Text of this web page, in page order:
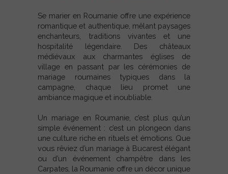
Se marier en Roumanie offre une expérience
romantique et authentique, mêlant paysages
enchanteurs, traditions vivantes et une
hospitalité légendaire. Des châteaux
médiévaux aux charmantes églises de
village en passant par les cérémonies de
mariage roumaines typiques dans la
campagne, chaque lieu promet une
ambiance magique et inoubliable.
Un mariage en Roumanie, c’est plus qu’un
simple événement : c’est un plongeon dans
une culture riche en rituels et émotions. Que
vous rêviez d’un mariage à Bucarest élégant
ou d’un événement champêtre dans les
Carpates, la Roumanie offre un décor unique